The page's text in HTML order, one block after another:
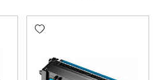
Add wishlist